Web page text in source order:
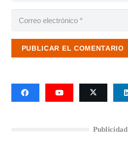
PUBLICAR EL COMENTARIO
Publicidad